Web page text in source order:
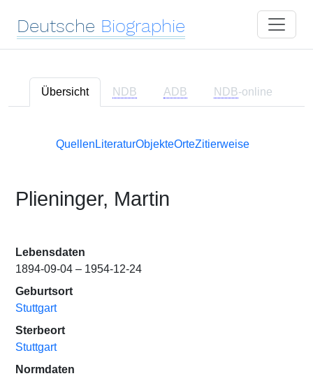
Deutsche Biographie
Übersicht NDB ADB NDB-online
Quellen LiteraturObjekteOrteZitierweise
Plieninger, Martin
Lebensdaten
1894-09-04 – 1954-12-24
Geburtsort
Stuttgart
Sterbeort
Stuttgart
Normdaten